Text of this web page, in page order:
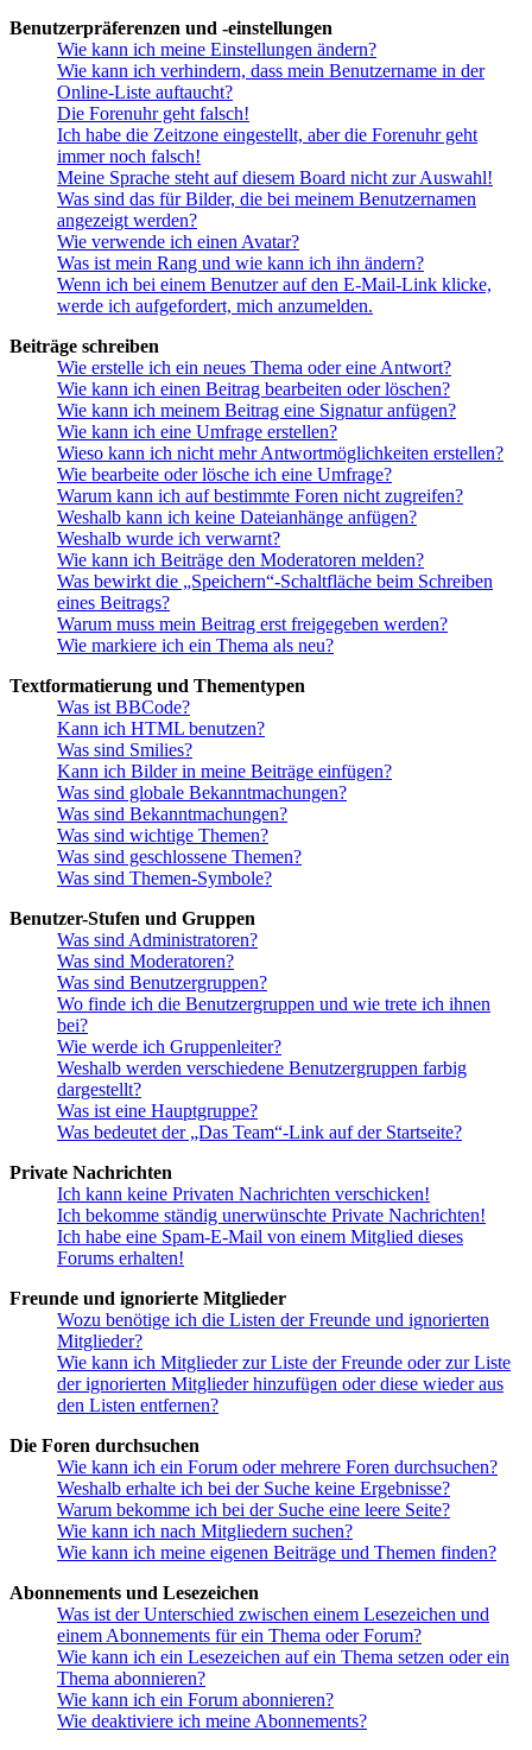
Benutzerpräferenzen und -einstellungen
Wie kann ich meine Einstellungen ändern?
Wie kann ich verhindern, dass mein Benutzername in der
Online-Liste auftaucht?
Die Forenuhr geht falsch!
Ich habe die Zeitzone eingestellt, aber die Forenuhr geht
immer noch falsch!
Meine Sprache steht auf diesem Board nicht zur Auswahl!
Was sind das für Bilder, die bei meinem Benutzernamen
angezeigt werden?
Wie verwende ich einen Avatar?
Was ist mein Rang und wie kann ich ihn ändern?
Wenn ich bei einem Benutzer auf den E-Mail-Link klicke,
werde ich aufgefordert, mich anzumelden.
Beiträge schreiben
Wie erstelle ich ein neues Thema oder eine Antwort?
Wie kann ich einen Beitrag bearbeiten oder löschen?
Wie kann ich meinem Beitrag eine Signatur anfügen?
Wie kann ich eine Umfrage erstellen?
Wieso kann ich nicht mehr Antwortmöglichkeiten erstellen?
Wie bearbeite oder lösche ich eine Umfrage?
Warum kann ich auf bestimmte Foren nicht zugreifen?
Weshalb kann ich keine Dateianhänge anfügen?
Weshalb wurde ich verwarnt?
Wie kann ich Beiträge den Moderatoren melden?
Was bewirkt die „Speichern“-Schaltfläche beim Schreiben
eines Beitrags?
Warum muss mein Beitrag erst freigegeben werden?
Wie markiere ich ein Thema als neu?
Textformatierung und Thementypen
Was ist BBCode?
Kann ich HTML benutzen?
Was sind Smilies?
Kann ich Bilder in meine Beiträge einfügen?
Was sind globale Bekanntmachungen?
Was sind Bekanntmachungen?
Was sind wichtige Themen?
Was sind geschlossene Themen?
Was sind Themen-Symbole?
Benutzer-Stufen und Gruppen
Was sind Administratoren?
Was sind Moderatoren?
Was sind Benutzergruppen?
Wo finde ich die Benutzergruppen und wie trete ich ihnen
bei?
Wie werde ich Gruppenleiter?
Weshalb werden verschiedene Benutzergruppen farbig
dargestellt?
Was ist eine Hauptgruppe?
Was bedeutet der „Das Team“-Link auf der Startseite?
Private Nachrichten
Ich kann keine Privaten Nachrichten verschicken!
Ich bekomme ständig unerwünschte Private Nachrichten!
Ich habe eine Spam-E-Mail von einem Mitglied dieses
Forums erhalten!
Freunde und ignorierte Mitglieder
Wozu benötige ich die Listen der Freunde und ignorierten
Mitglieder?
Wie kann ich Mitglieder zur Liste der Freunde oder zur Liste
der ignorierten Mitglieder hinzufügen oder diese wieder aus
den Listen entfernen?
Die Foren durchsuchen
Wie kann ich ein Forum oder mehrere Foren durchsuchen?
Weshalb erhalte ich bei der Suche keine Ergebnisse?
Warum bekomme ich bei der Suche eine leere Seite?
Wie kann ich nach Mitgliedern suchen?
Wie kann ich meine eigenen Beiträge und Themen finden?
Abonnements und Lesezeichen
Was ist der Unterschied zwischen einem Lesezeichen und
einem Abonnements für ein Thema oder Forum?
Wie kann ich ein Lesezeichen auf ein Thema setzen oder ein
Thema abonnieren?
Wie kann ich ein Forum abonnieren?
Wie deaktiviere ich meine Abonnements?